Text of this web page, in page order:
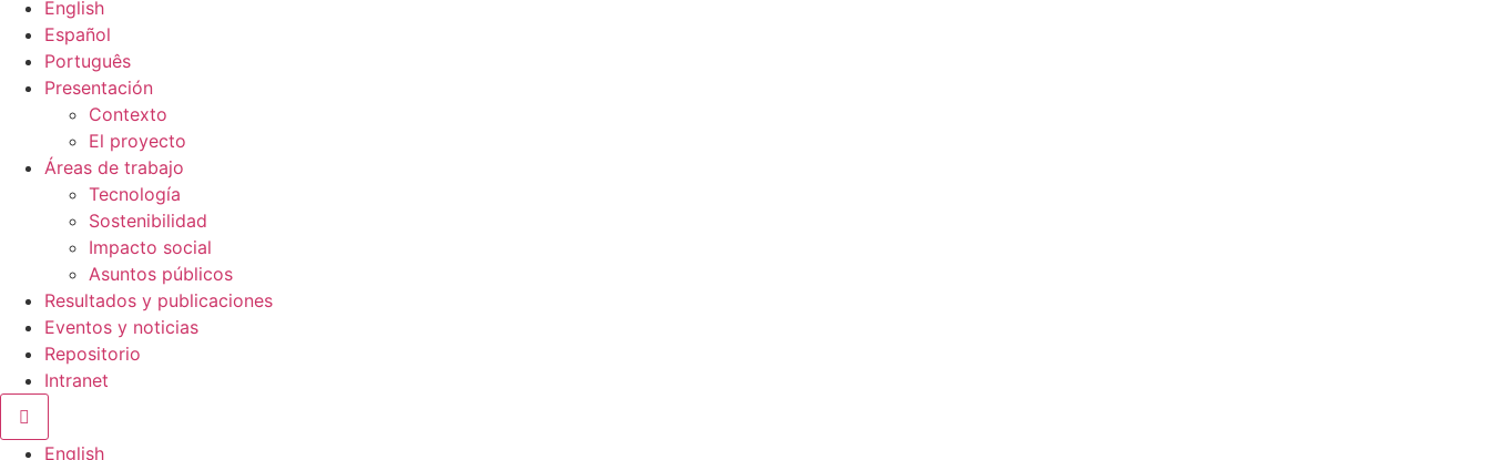
English
Español
Português
Presentación
Contexto
El proyecto
Áreas de trabajo
Tecnología
Sostenibilidad
Impacto social
Asuntos públicos
Resultados y publicaciones
Eventos y noticias
Repositorio
Intranet
Menú conmutador hamburguesa
English